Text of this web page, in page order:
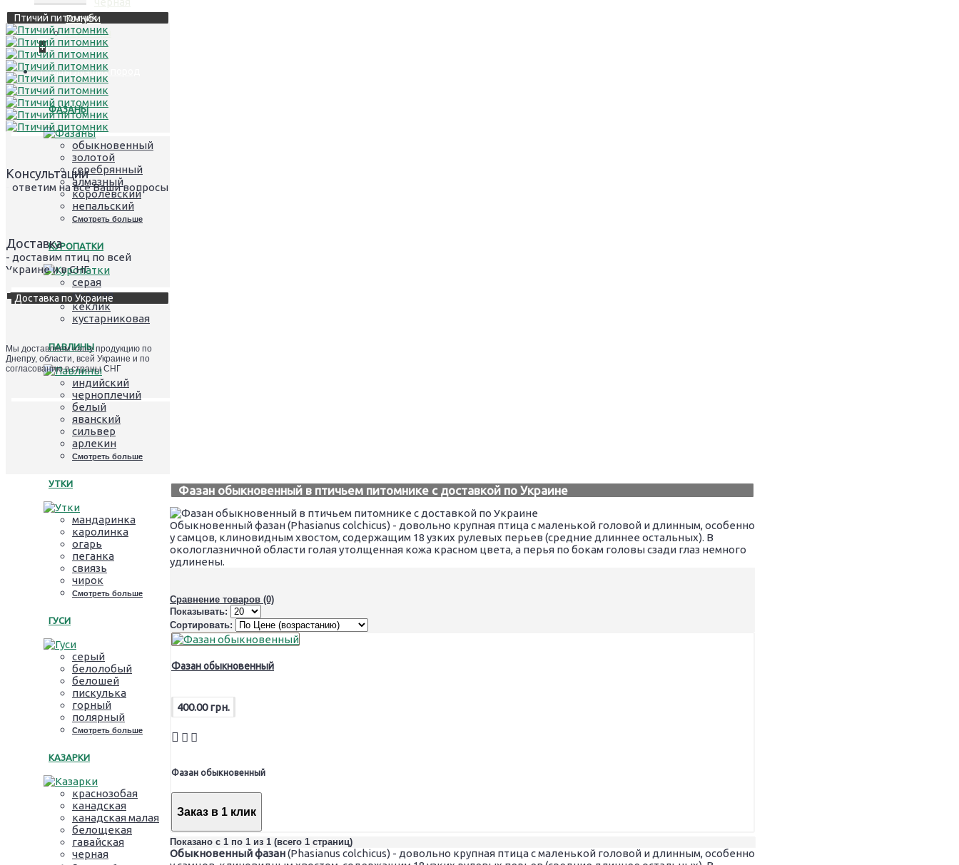
Голуби
Горлицы
+
Птицы лучших пород
ФАЗАНЫ
обыкновенный
золотой
серебрянный
алмазный
королевский
непальский
Смотреть больше
КУРОПАТКИ
серая
красная
кеклик
кустарниковая
ПАВЛИНЫ
индийский
черноплечий
белый
яванский
сильвер
арлекин
Смотреть больше
УТКИ
мандаринка
каролинка
огарь
пеганка
свиязь
чирок
Смотреть больше
ГУСИ
серый
белолобый
белошей
пискулька
горный
полярный
Смотреть больше
КАЗАРКИ
краснозобая
канадская
канадская малая
белощекая
гавайская
черная
Птичий питомник
Консультации
- ответим на все Ваши вопросы
Доставка
- доставим птиц по всей
Украине и в СНГ
Доставка по Украине
Мы доставляем нашу продукцию по
Днепру, области, всей Украине и по
согласованию в страны СНГ
Фазан обыкновенный в птичьем питомнике с доставкой по Украине
Обыкновенный фазан (Phasianus colchicus) - довольно крупная птица с маленькой головой и длинным, особенно
у самцов, клиновидным хвостом, содержащим 18 узких рулевых перьев (средние длиннее остальных). В
окологлазничной области голая утолщенная кожа красном цвета, а перья по бокам головы сзади глаз немного
удлинены.
Сравнение товаров (0)
Показывать:
Сортировать:
Фазан обыкновенный
400.00 грн.
Фазан обыкновенный
Заказ в 1 клик
Показано с 1 по 1 из 1 (всего 1 страниц)
Обыкновенный фазан(Phasianus colchicus) - довольно крупная птица с маленькой головой и длинным, особенно